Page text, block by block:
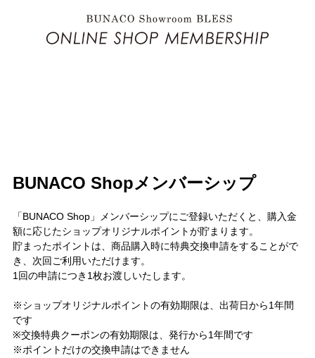
BUNACO Shopメンバーシップ
「BUNACO Shop」メンバーシップにご登録いただくと、購入金
額に応じたショップオリジナルポイントが貯まります。
貯まったポイントは、商品購入時に特典交換申請をすることがで
き、次回ご利用いただけます。
1回の申請につき1枚お渡しいたします。
※ショップオリジナルポイントの有効期限は、出荷日から1年間
です
※交換特典クーポンの有効期限は、発行から1年間です
※ポイントだけの交換申請はできません